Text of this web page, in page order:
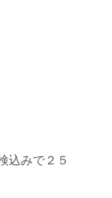
込みで２５